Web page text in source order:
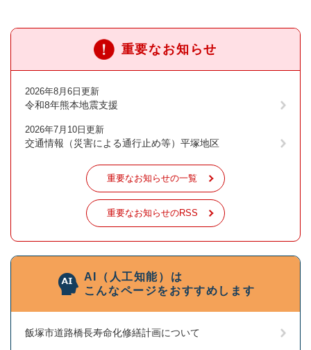
重要なお知らせ
2026年8月6日更新
令和8年熊本地震支援
2026年7月10日更新
交通情報（災害による通行止め等）平塚地区
重要なお知らせの一覧
重要なお知らせのRSS
AI（人工知能）は
こんなページをおすすめします
飯塚市道路橋長寿命化修繕計画について